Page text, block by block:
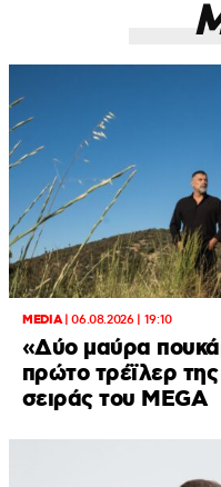
MEDIA|06.08.2026 | 19:10
«Δύο μαύρα
πρώτο τρέϊλερ
σειράς του MEGA